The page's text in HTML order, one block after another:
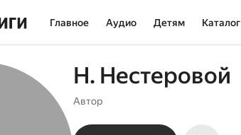
Главное Аудио Детям Каталог
Н. Нестеровой
Автор